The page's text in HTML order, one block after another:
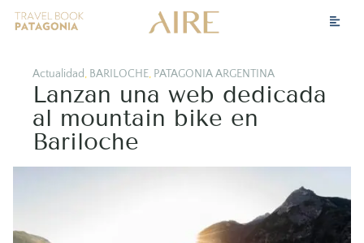
Actualidad, BARILOCHE, PATAGONIA ARGENTINA
Lanzan una web dedicada
al mountain bike en
Bariloche